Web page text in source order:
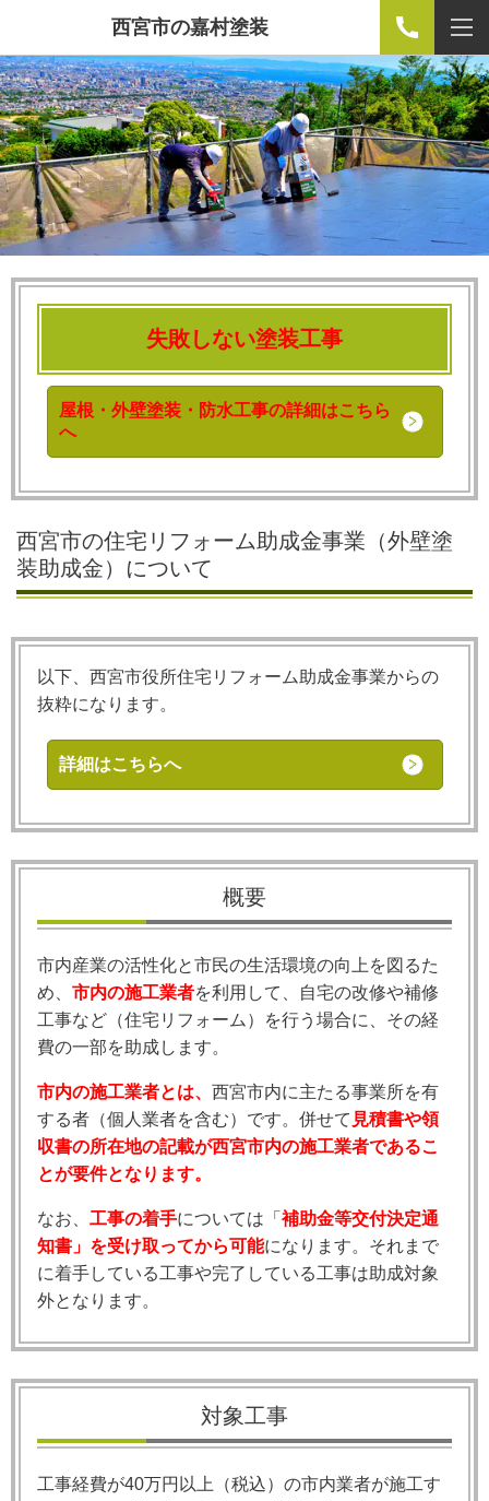
西宮市の嘉村塗装
失敗しない塗装工事
屋根・外壁塗装・防水工事の詳細はこちら
へ
西宮市の住宅リフォーム助成金事業（外壁塗
装助成金）について
以下、西宮市役所住宅リフォーム助成金事業からの
抜粋になります。
詳細はこちらへ
概要
市内産業の活性化と市民の生活環境の向上を図るた
め、 市内の施工業者を利用して、自宅の改修や補修
工事など（住宅リフォーム）を行う場合に、その経
費の一部を助成します。
市内の施工業者とは、 西宮市内に主たる事業所を有
する者（個人業者を含む）です。併せて 見積書や領
収書の所在地の記載が西宮市内の施工業者であるこ
とが要件となります。
なお、 工事の着手については「 補助金等交付決定通
知書」を受け取ってから可能になります。それまで
に着手している工事や完了している工事は助成対象
外となります。
対象工事
工事経費が40万円以上（税込）の市内業者が施工す